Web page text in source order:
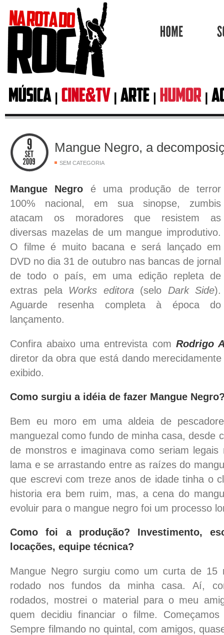
Mangue Negro, a
SEM CATEGORIA
Mangue Negro é uma produção de terror
100% nacional, em sua sinopse, zumbis
atacam os moradores que resistem as
diversas mazelas de um mangue improdutivo.
O filme é muito bacana e será lançado em
DVD no dia 31 de outubro nas bancas de jornal
de todo o país, em uma edição repleta de
extras pela Works editora (selo Dark Side).
Aguarde resenha completa à época do
lançamento.
Confira abaixo uma entrevista com Rodrigo
diretor da obra que está dando
exibido.
Como surgiu a idéia de fazer Mangue
Bem eu moro em uma aldeia de
manguezal como fundo de minha casa, desde
de monstros e imaginava como seriam legais
lama e se arrastando entre as raízes do
que escrevi com treze anos de idade tinha o
historia era bem ruim, mas, a cena do
evoluir para o mangue negro foi um processo
Como foi a produção? Investimento,
locações, equipe técnica?
Mangue Negro surgiu como um curta de 15
rodado nos fundos da minha casa. Aí,
rodados, mostrei o material para o meu
quem decidiu financiar o filme.
Sempre filmando no quintal, com amigos,